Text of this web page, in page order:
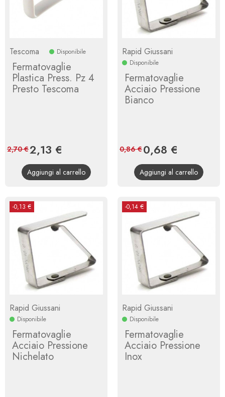
Tescoma Disponibile
Fermatovaglie
Plastica Press. Pz 4
Presto Tescoma
Prezzo
2,13 €
base
2,70 €
Aggiungi al carrello
Rapid Giussani
Disponibile
Fermatovaglie
Acciaio Pressione
Bianco
Prezzo
0,68 €
base
0,86 €
Aggiungi al carrello
-0,13 €
Rapid Giussani
Disponibile
Fermatovaglie
Acciaio Pressione
Nichelato
-0,14 €
Rapid Giussani
Disponibile
Fermatovaglie
Acciaio Pressione
Inox